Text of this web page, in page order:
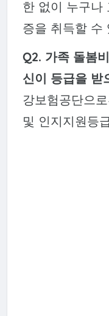
한 없이 누구나
증을 취득할 수
Q2. 가족 돌봄
신이 등급을 받
강보험공단으
및 인지지원등